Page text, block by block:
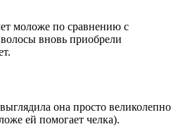
моложе по сравнению с
вновь приобрели
она просто великолепно
ей помогает челка).